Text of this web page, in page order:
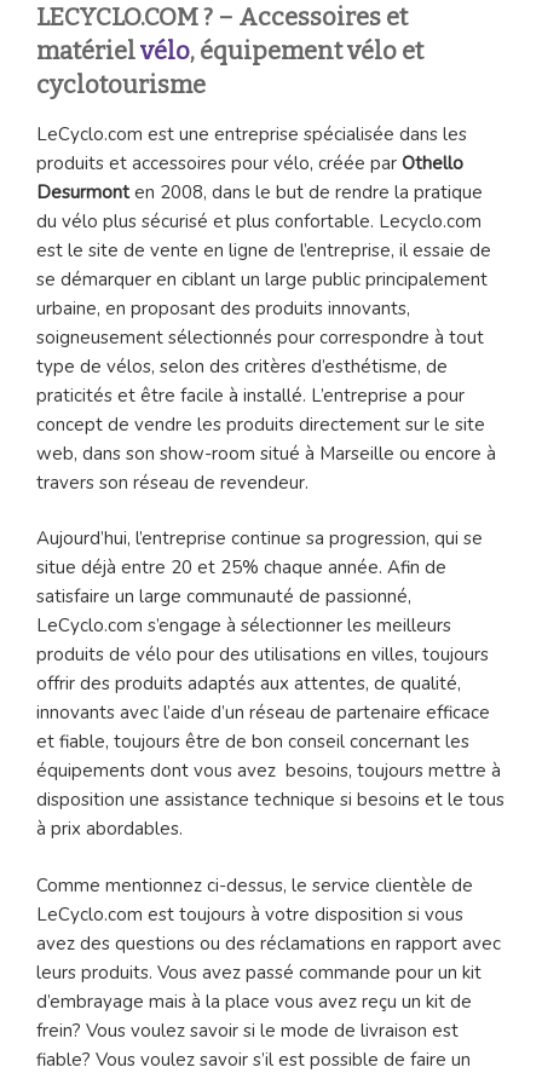
LECYCLO.COM ? – Accessoires et
matérielvélo, équipement vélo et
cyclotourisme
LeCyclo.com est une entreprise spécialisée dans les
produits et accessoires pour vélo, créée par Othello
Desurmonten 2008, dans le but de rendre la pratique
du vélo plus sécurisé et plus confortable. Lecyclo.com
est le site de vente en ligne de l’entreprise, il essaie de
se démarquer en ciblant un large public principalement
urbaine, en proposant des produits innovants,
soigneusement sélectionnés pour correspondre à tout
type de vélos, selon des critères d’esthétisme, de
praticités et être facile à installé. L’entreprise a pour
concept de vendre les produits directement sur le site
web, dans son show-room situé à Marseille ou encore à
travers son réseau de revendeur.
Aujourd’hui, l’entreprise continue sa progression, qui se
situe déjà entre 20 et 25% chaque année. Afin de
satisfaire un large communauté de passionné,
LeCyclo.com s’engage à sélectionner les meilleurs
produits de vélo pour des utilisations en villes, toujours
offrir des produits adaptés aux attentes, de qualité,
innovants avec l’aide d’un réseau de partenaire efficace
et fiable, toujours être de bon conseil concernant les
équipements dont vous avez besoins, toujours mettre à
disposition une assistance technique si besoins et le tous
à prix abordables.
Comme mentionnez ci-dessus, le service clientèle de
LeCyclo.com est toujours à votre disposition si vous
avez des questions ou des réclamations en rapport avec
leurs produits. Vous avez passé commande pour un kit
d’embrayage mais à la place vous avez reçu un kit de
frein? Vous voulez savoir si le mode de livraison est
fiable? Vous voulez savoir s’il est possible de faire un